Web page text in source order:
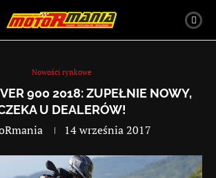
Nowości rynkowe
900 2018: ZUPEŁNIE NOWY,
U DEALERÓW!
14 września 2017